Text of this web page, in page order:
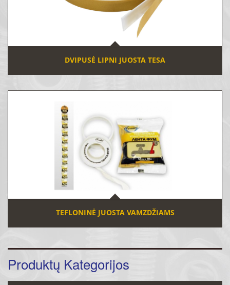
DVIPUSĖ LIPNI JUOSTA TESA
TEFLONINĖ JUOSTA VAMZDŽIAMS
Produktų Kategorijos